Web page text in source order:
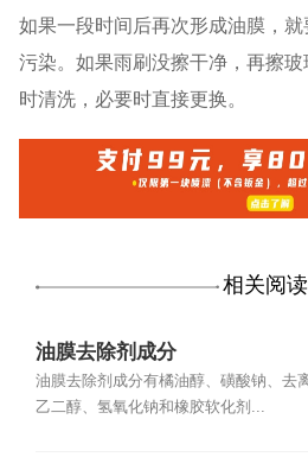
如果一段时间后再次形成油膜，
污染。如果雨刷没擦干净，再擦
时清洗，必要时直接更换。
相关阅读
油膜去除剂成分
油膜去除剂成分有橘油醇、磺酸钠、去
乙二醇、氢氧化钠和橡胶软化剂...